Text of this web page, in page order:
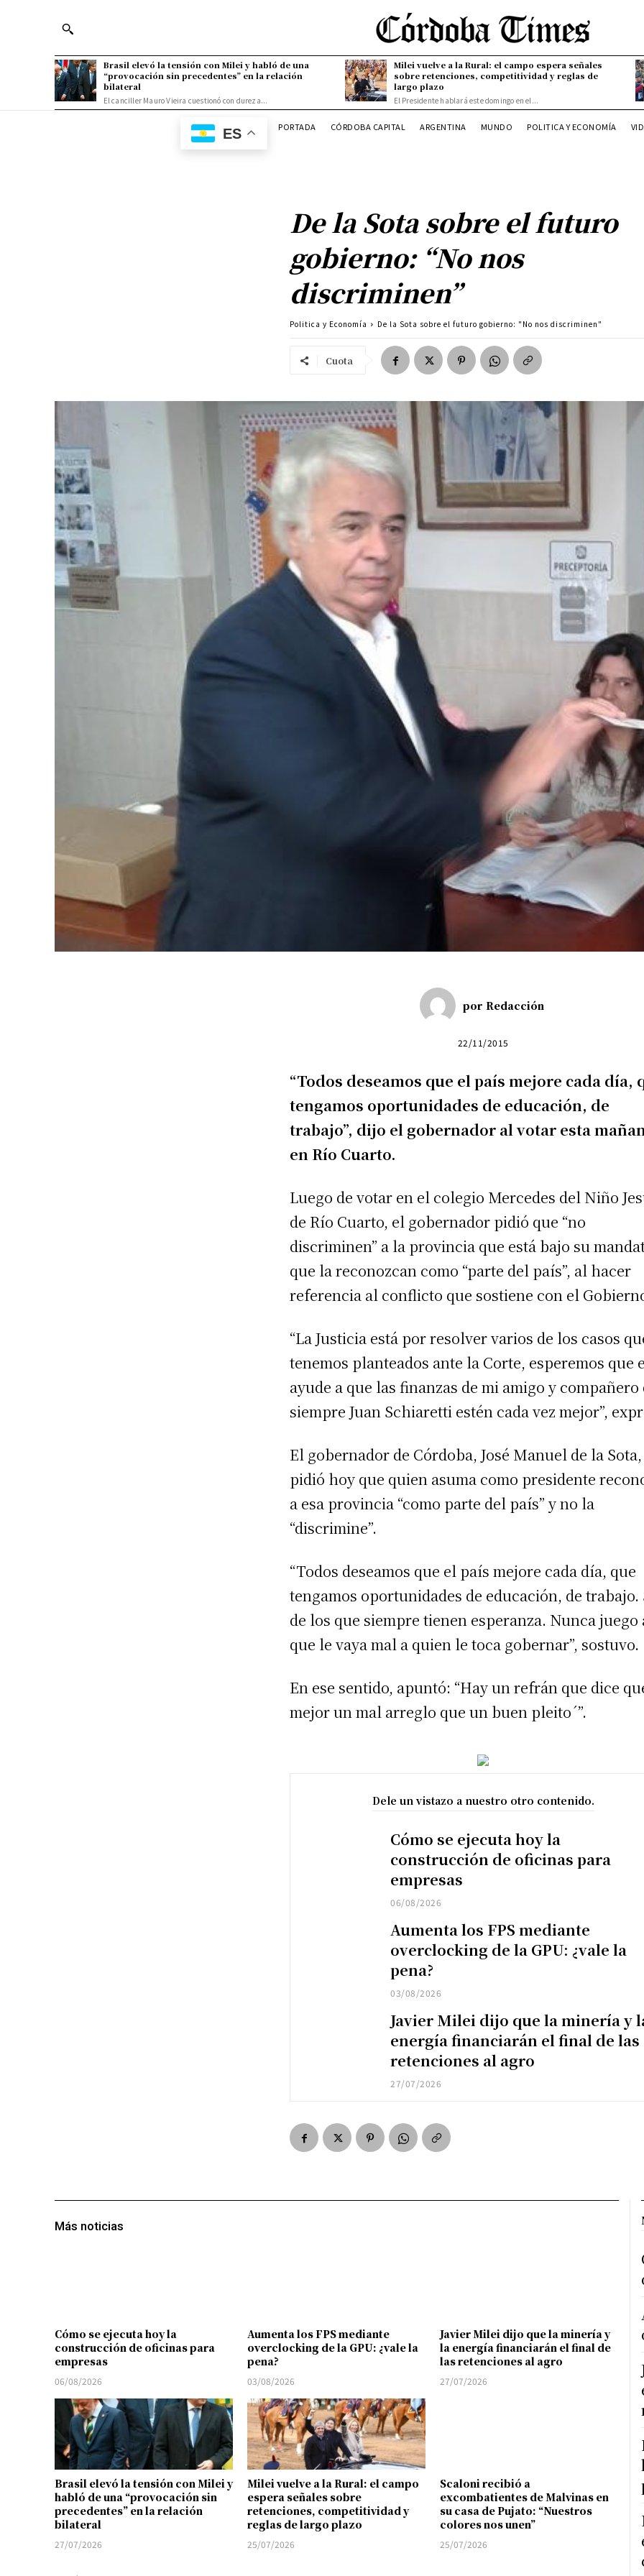
Brasil elevó la tensión con Milei y habló de una
“provocación sin precedentes” en la relación
bilateral
El canciller Mauro Vieira cuestionó con dureza...
Milei vuelve a la Rural: el campo espera señales
sobre retenciones, competitividad y reglas de
largo plazo
El Presidente hablará este domingo en el...
ES PORTADA CÓRDOBA CAPITAL ARGENTINA MUNDO POLITICA Y ECONOMÍA
De la Sota sobre el futuro
gobierno: “No nos
discriminen”
Politica y Economía De la Sota sobre el futuro gobierno: "No nos discriminen"
Cuota
por Redacción
22/11/2015
“Todos deseamos que el país mejore cada día,
tengamos oportunidades de educación, de
trabajo”, dijo el gobernador al votar esta
en Río Cuarto.
Luego de votar en el colegio Mercedes del Niño
de Río Cuarto, el gobernador pidió que “no
discriminen” a la provincia que está bajo su
que la reconozcan como “parte del país”, al hacer
referencia al conflicto que sostiene con el
“La Justicia está por resolver varios de los casos
tenemos planteados ante la Corte, esperemos que
ayude a que las finanzas de mi amigo y compañero
siempre Juan Schiaretti estén cada vez mejor”,
El gobernador de Córdoba, José Manuel de la Sota,
pidió hoy que quien asuma como presidente
a esa provincia “como parte del país” y no la
“discrimine”.
“Todos deseamos que el país mejore cada día, que
tengamos oportunidades de educación, de trabajo.
de los que siempre tienen esperanza. Nunca juego
que le vaya mal a quien le toca gobernar”, sostuvo.
En ese sentido, apuntó: “Hay un refrán que dice
mejor un mal arreglo que un buen pleito´”.
Dele un vistazo a nuestro otro contenido.
Cómo se ejecuta hoy la
construcción de oficinas para
empresas
06/08/2026
Aumenta los FPS mediante
overclocking de la GPU: ¿vale la
pena?
03/08/2026
Javier Milei dijo que la minería y
energía financiarán el final de las
retenciones al agro
27/07/2026
Más noticias
Cómo se ejecuta hoy la
construcción de oficinas para
empresas
06/08/2026
Aumenta los FPS mediante
overclocking de la GPU: ¿vale la
pena?
03/08/2026
Javier Milei dijo que la minería y
la energía financiarán el final de
las retenciones al agro
27/07/2026
Brasil elevó la tensión con Milei y
habló de una “provocación sin
precedentes” en la relación
bilateral
27/07/2026
Milei vuelve a la Rural: el campo
espera señales sobre
retenciones, competitividad y
reglas de largo plazo
25/07/2026
Scaloni recibió a
excombatientes de Malvinas en
su casa de Pujato: “Nuestros
colores nos unen”
25/07/2026